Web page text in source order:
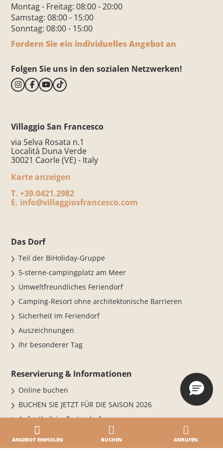
ANGEBOT EINHOLEN BUCHEN ANRUFEN
Montag - Freitag: 08:00 - 20:00
Samstag: 08:00 - 15:00
Sonntag: 08:00 - 15:00
Fordern Sie ein individuelles Angebot an
Folgen Sie uns in den sozialen Netzwerken!
Villaggio San Francesco
via Selva Rosata n.1
Località Duna Verde
30021 Caorle (VE) - Italy
Karte anzeigen
T. +39.0421.2982
E. info@villaggiosfrancesco.com
Das Dorf
Teil der BiHoliday-Gruppe
5-sterne-campingplatz am Meer
Umweltfreundliches Feriendorf
Camping-Resort ohne architektonische Barrieren
Sicherheit im Feriendorf
Auszeichnungen
Ihr besonderer Tag
Reservierung & Informationen
Online buchen
BUCHEN SIE JETZT FÜR DIE SAISON 2026
Aufenthalt im Feriendorf
Bedingungen
Täglicher Eintritt